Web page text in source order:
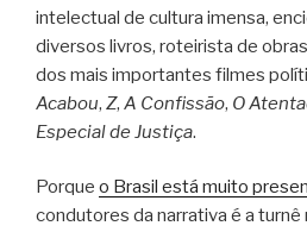
intelectual de cultura imensa,
diversos livros, roteirista de
dos mais importantes filmes
Acabou, Z, A Confissão, O
Especial de Justiça.
Porque o Brasil está muito
condutores da narrativa é a turnê